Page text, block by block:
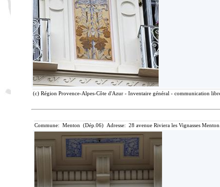
(c) Région Provence-Alpes-Côte d'Azur - Inventaire général - communication
Commune: Menton (Dép.06) Adresse: 28 avenue Riviera les Vignasses